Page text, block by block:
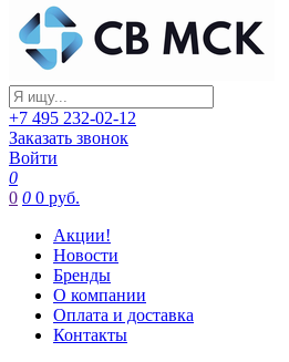
+7 495 232-02-12
Заказать звонок
Войти
0
0 0 0 руб.
Акции!
Новости
Бренды
О компании
Оплата и доставка
Контакты